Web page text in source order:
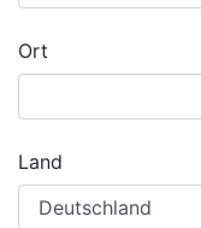
Ort
Land